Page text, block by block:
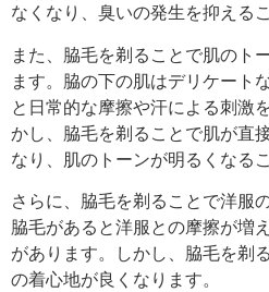
なくなり、臭いの発生を抑える
また、脇毛を剃ることで肌のト
ます。脇の下の肌はデリケート
と日常的な摩擦や汗による刺激
かし、脇毛を剃ることで肌が直
なり、肌のトーンが明るくなる
さらに、脇毛を剃ることで洋服
脇毛があると洋服との摩擦が増
があります。しかし、脇毛を剃
の着心地が良くなります。